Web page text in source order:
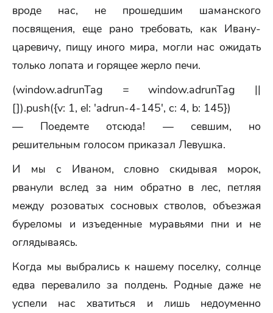
вроде нас, не прошедшим шаманского
посвящения, еще рано требовать, как Ивану-
царевичу, пищу иного мира, могли нас ожидать
только лопата и горящее жерло печи.
(window.adrunTag = window.adrunTag ||
[]).push({v: 1, el: 'adrun-4-145', c: 4, b: 145})
— Поедемте отсюда! — севшим, но
решительным голосом приказал Левушка.
И мы с Иваном, словно скидывая морок,
рванули вслед за ним обратно в лес, петляя
между розоватых сосновых стволов, объезжая
буреломы и изъеденные муравьями пни и не
оглядываясь.
Когда мы выбрались к нашему поселку, солнце
едва перевалило за полдень. Родные даже не
успели нас хватиться и лишь недоуменно